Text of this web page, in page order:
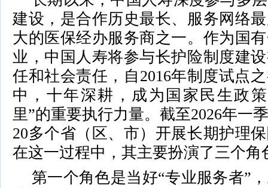
建设，是合作历史最长、服务网络
大的医保经办服务商之一。作为国
业，中国人寿将参与长护险制度建
任和社会责任，自2016年制度试点
中，十年深耕，成为国家民生政
里”的重要执行力量。截至2026年一
20多个省（区、市）开展长期护理
在这一过程中，其主要扮演了三个角
第一个角色是当好“专业服务者”